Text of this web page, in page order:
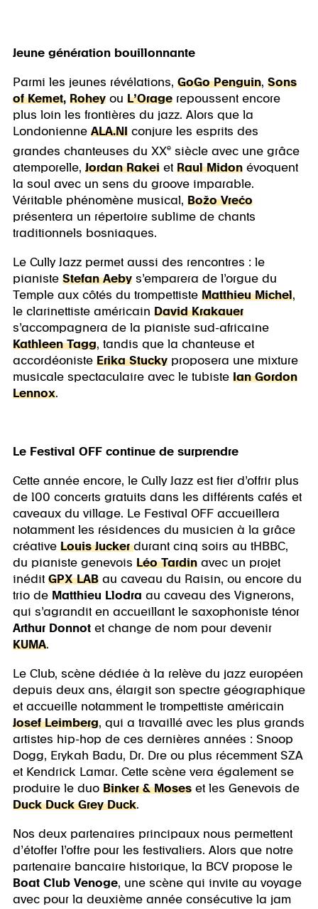
Jeune génération bouillonnante
Parmi les jeunes révélations, GoGo Penguin, Sons
of Kemet, Rohey ou L’Orage repoussent encore
plus loin les frontières du jazz. Alors que la
Londonienne ALA.NI conjure les esprits des
grandes chanteuses du XXe
siècle avec une grâce
atemporelle, Jordan Rakei et Raul Midon évoquent
la soul avec un sens du groove imparable.
Véritable phénomène musical, Božo Vrećo
présentera un répertoire sublime de chants
traditionnels bosniaques.
Le Cully Jazz permet aussi des rencontres : le
pianiste Stefan Aeby s’emparera de l’orgue du
Temple aux côtés du trompettiste Matthieu Michel,
le clarinettiste américain David Krakauer
s’accompagnera de la pianiste sud-africaine
Kathleen Tagg, tandis que la chanteuse et
accordéoniste Erika Stucky proposera une mixture
musicale spectaculaire avec le tubiste Ian Gordon
Lennox.
Le Festival OFF continue de surprendre
Cette année encore, le Cully Jazz est fier d’offrir plus
de 100 concerts gratuits dans les différents cafés et
caveaux du village. Le Festival OFF accueillera
notamment les résidences du musicien à la grâce
créative Louis Juckerdurant cinq soirs au tHBBC,
du pianiste genevois Léo Tardin avec un projet
inédit GPX LAB au caveau du Raisin, ou encore du
trio de Matthieu Llodra au caveau des Vignerons,
qui s’agrandit en accueillant le saxophoniste ténor
Arthur Donnot et change de nom pour devenir
KUMA.
Le Club, scène dédiée à la relève du jazz européen
depuis deux ans, élargit son spectre géographique
et accueille notamment le trompettiste américain
Josef Leimberg, qui a travaillé avec les plus grands
artistes hip-hop de ces dernières années : Snoop
Dogg, Erykah Badu, Dr. Dre ou plus récemment SZA
et Kendrick Lamar. Cette scène vera également se
produire le duo Binker & Moses et les Genevois de
Duck Duck Grey Duck.
Nos deux partenaires principaux nous permettent
d’étoffer l’offre pour les festivaliers. Alors que notre
partenaire bancaire historique, la BCV propose le
Boat Club Venoge, une scène qui invite au voyage
avec pour la deuxième année consécutive la jam